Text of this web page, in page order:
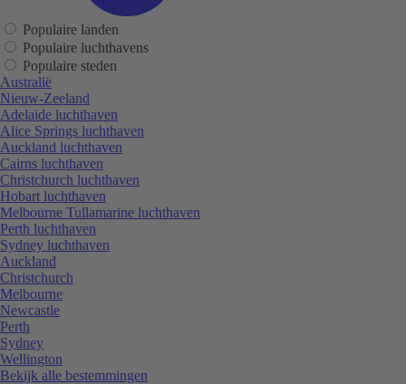
Populaire landen
Populaire luchthavens
Populaire steden
Australië
Nieuw-Zeeland
Adelaide luchthaven
Alice Springs luchthaven
Auckland luchthaven
Cairns luchthaven
Christchurch luchthaven
Hobart luchthaven
Melbourne Tullamarine luchthaven
Perth luchthaven
Sydney luchthaven
Auckland
Christchurch
Melbourne
Newcastle
Perth
Sydney
Wellington
Bekijk alle bestemmingen